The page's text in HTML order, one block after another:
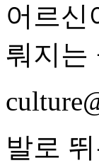
어르신
뤄지는
발로